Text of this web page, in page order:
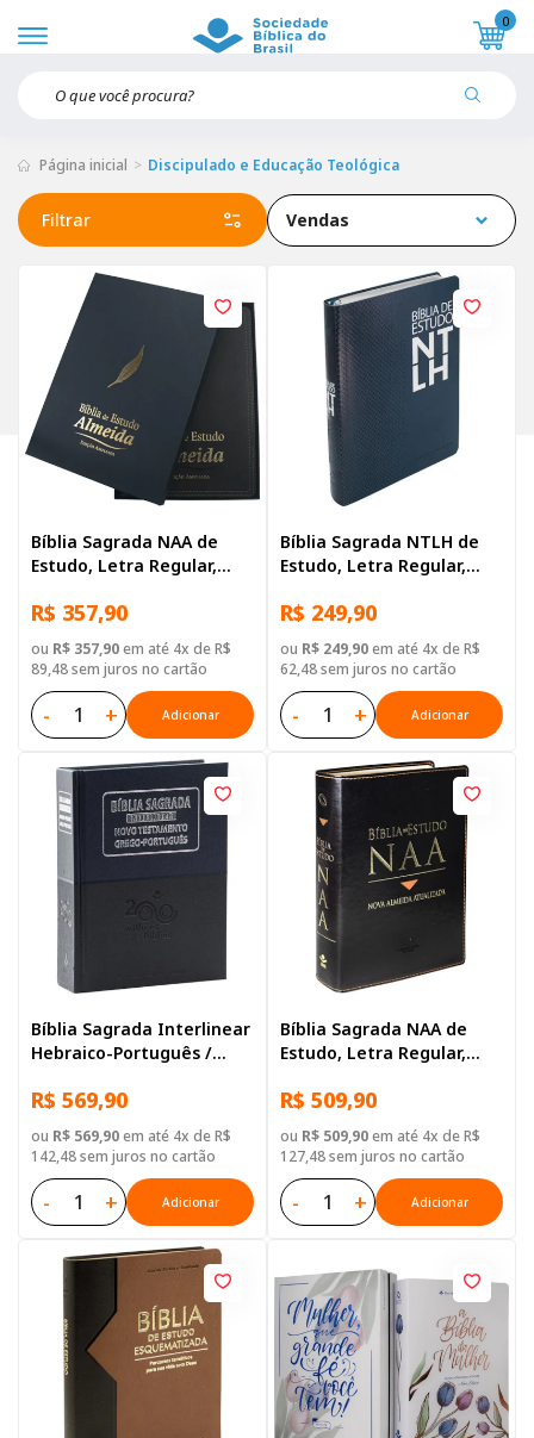
0
Página inicial Discipulado e Educação Teológica
Filtrar
Bíblia Sagrada NAA de
Estudo, Letra Regular,
Gigante, Capa Couro
Sintético Azul
R$ 357,90
ou R$ 357,90em até 4x de R$
89,48 sem juros no cartão
- + Adicionar
Bíblia Sagrada NTLH de
Estudo, Letra Regular,
Gigante, Capa Couro
Sintético Azul
R$ 249,90
ou R$ 249,90em até 4x de R$
62,48 sem juros no cartão
- + Adicionar
Bíblia Sagrada Interlinear
Hebraico-Português /
R$ 569,90
ou R$ 569,90em até 4x de R$
142,48 sem juros no cartão
- + Adicionar
Bíblia Sagrada NAA de
Estudo, Letra Regular,
Gigante, Capa Couro
Sintético Preta
R$ 509,90
ou R$ 509,90em até 4x de R$
127,48 sem juros no cartão
- + Adicionar